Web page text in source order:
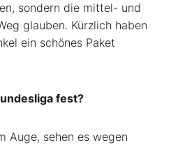
sondern die mittel- und
glauben. Kürzlich haben
ein schönes Paket
fest?
Auge, sehen es wegen